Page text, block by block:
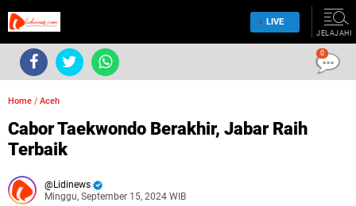
LIVE
JELAJAHI
Home / Aceh
Cabor Taekwondo Berakhir, Jabar Raih
Terbaik
Lidinews
Minggu, September 15, 2024 WIB
0